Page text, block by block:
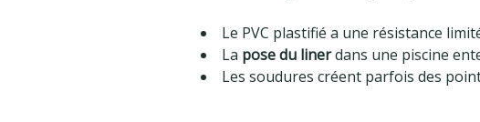
Le PVC plastifié a une résistance
La pose du linerdans une piscine
Les soudures créent parfois des